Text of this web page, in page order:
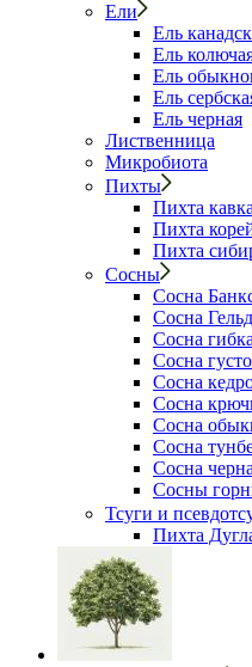
Ели
Ель
Ель
Ель
Ель
Ель черная
Лиственница
Микробиота
Пихты
Пихта
Пихта
Пихта
Сосны
Сосна
Сосна
Сосна
Сосна
Сосна
Сосна
Сосна
Сосна
Сосна
Сосны
Тсуги и
Пихта